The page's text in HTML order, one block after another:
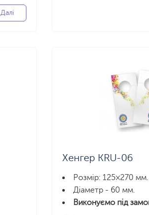
Далі
Хенгер KRU-06
Розмір: 125×270 мм.
Діаметр - 60 мм.
Виконуємо під